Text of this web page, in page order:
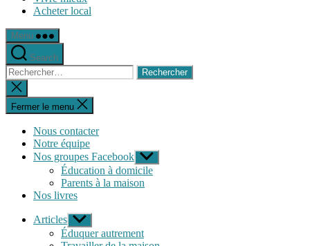
Acheter local
Menu
Search
Rechercher :
Fermer
la
recherche
Fermer le menu
Nous contacter
Notre équipe
Nos groupes Facebook Afficher
le
sous-
menu
Éducation à domicile
Parents à la maison
Nos livres
Articles Afficher
le
sous-
Éduquer autrement